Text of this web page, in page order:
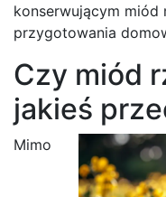
konserwującym
przygotowania
Czy miód
jakieś
Mimo